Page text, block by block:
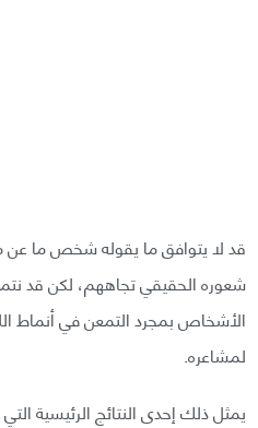
قد لا يتوافق ما يقوله شخص ما
شعوره الحقيقي تجاههم، لكن قد
الأشخاص بمجرد التمعن في أنماط
لمشاعره.
يمثل ذلك إحدى النتائج الرئيسية